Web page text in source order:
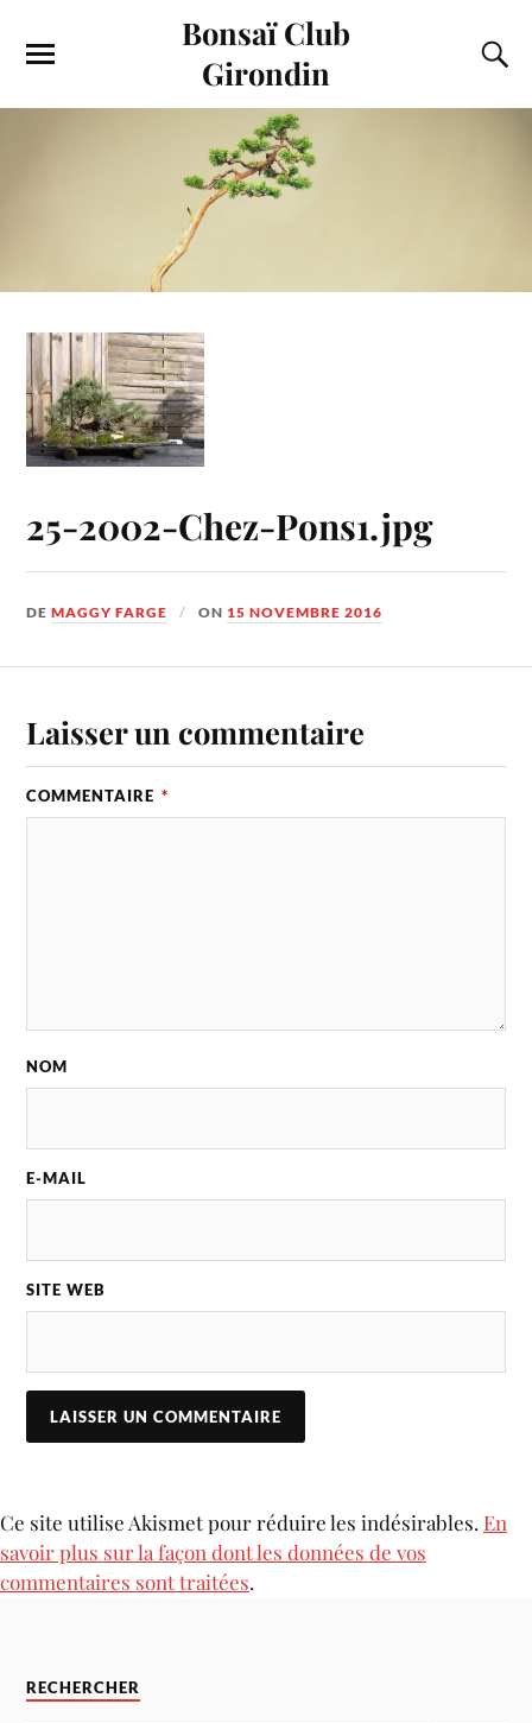
Bonsaï Club
Girondin
25-2002-Chez-Pons1.jpg
DEMAGGY FARGE ON 15 NOVEMBRE 2016
Laisser un commentaire
COMMENTAIRE *
NOM
E-MAIL
SITE WEB
Ce site utilise Akismet pour réduire les indésirables. En
savoir plus sur la façon dont les données de vos
commentaires sont traitées.
RECHERCHER